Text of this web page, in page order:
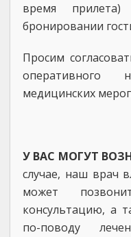
время
бронировании
Просим
оперативного
медицинских
У ВАС МОГУТ
случае, наш врач
может
консультацию, а
по-поводу